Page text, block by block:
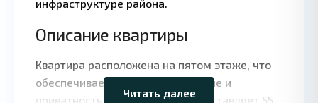
инфраструктуре района.
Описание квартиры
Квартира расположена на пятом этаже, что
обеспечивает хорошее освещение и
приватность. Общая площадь составляет 55
Читать далее